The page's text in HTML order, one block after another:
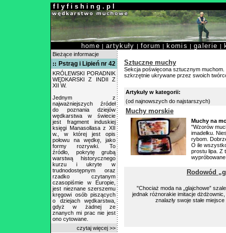
f l y f i s h i n g . p l
home |artykuły | forum | komis |galerie |
Bieżące informacje
Pstrąg i Lipień nr 42
KRÓLEWSKI PORADNIK
WĘDKARSKI Z INDII Z
XII W.
Jednym z
najważniejszych źródeł
do poznania dziejów
wędkarstwa w świecie
jest fragment induskiej
księgi Manasollasa z XII
w., w której jest opis
połowu na wędkę, jako
formy rozrywki. To
źródło, pokrytę grubą
warstwą historycznego
kurzu i ukryte w
trudnodostępnym oraz
rzadko czytanym
czasopiśmie w Europie,
jest nieznane szerszemu
kręgowi osób piszących
o dziejach wędkarstwa,
gdyż w żadnej ze
znanych mi prac nie jest
ono cytowane.
czytaj więcej >>
Sztuczne muchy
Sekcja poświęcona sztucznym
szkrzętnie ukrywane przez swoich
Artykuły w kategorii:
(od najnowszych do najstarszych)
Muchy morskie
Muchy na
"Wzorów
imadełku.
rybom.
O ile
prostu lipa. Z
Rodowód
"Chociaż moda na „glajchowe”
jednak różnorakie imitacje
znalazły swoje stałe